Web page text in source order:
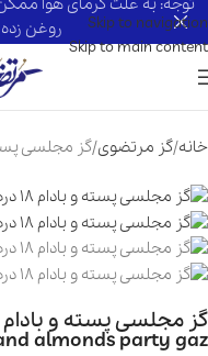
Skip to navigation
Skip to main content
خانه گز مرتضوی گز مجلسی پسته و
گز مجلسی پسته و بادام 18 درصد
almonds party gaz
توجه: به علت گرمای هوا
روغن